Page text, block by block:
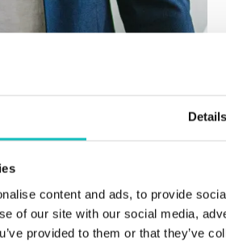
Details
content and ads, to provide
of our site with our social media,
provided to them or that they’ve